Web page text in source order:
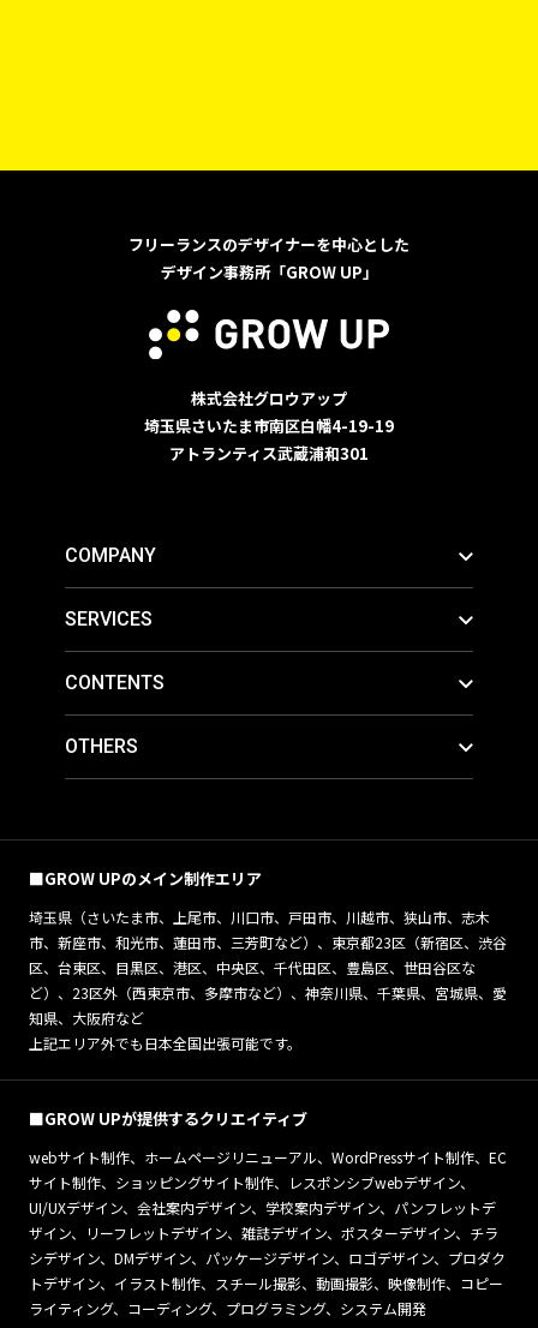
フリーランスのデザイナーを中心とした
デザイン事務所「GROW UP」
株式会社グロウアップ
埼玉県さいたま市南区白幡4-19-19
アトランティス武蔵浦和301
COMPANY
SERVICES
CONTENTS
OTHERS
■GROW UPのメイン制作エリア
埼玉県（さいたま市、上尾市、川口市、戸田市、川越市、狭山市、志木
市、新座市、和光市、蓮田市、三芳町など）、東京都23区（新宿区、渋谷
区、台東区、目黒区、港区、中央区、千代田区、豊島区、世田谷区な
ど）、23区外（西東京市、多摩市など）、神奈川県、千葉県、宮城県、愛
知県、大阪府など
上記エリア外でも日本全国出張可能です。
■GROW UPが提供するクリエイティブ
webサイト制作、ホームページリニューアル、WordPressサイト制作、EC
サイト制作、ショッピングサイト制作、レスポンシブwebデザイン、
UI/UXデザイン、会社案内デザイン、学校案内デザイン、パンフレットデ
ザイン、リーフレットデザイン、雑誌デザイン、ポスターデザイン、チラ
シデザイン、DMデザイン、パッケージデザイン、ロゴデザイン、プロダク
トデザイン、イラスト制作、スチール撮影、動画撮影、映像制作、コピー
ライティング、コーディング、プログラミング、システム開発